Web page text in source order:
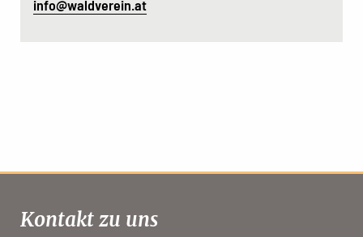
info@waldverein.at
Kontakt zu uns